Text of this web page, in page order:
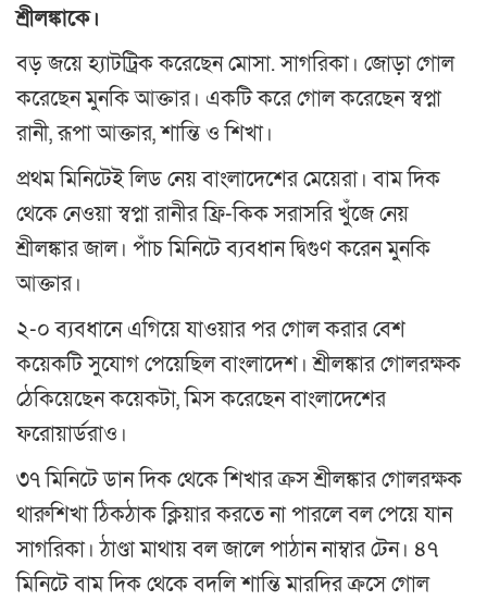
শ্রীলঙ্কাকে।
বড় জয়ে হ্যাটট্রিক করেছেন মোসা. সাগরিকা। জোড়া গোল
করেছেন মুনকি আক্তার। একটি করে গোল করেছেন স্বপ্না
রানী, রূপা আক্তার, শান্তি ও শিখা।
প্রথম মিনিটেই লিড নেয় বাংলাদেশের মেয়েরা। বাম দিক
থেকে নেওয়া স্বপ্না রানীর ফ্রি-কিক সরাসরি খুঁজে নেয়
শ্রীলঙ্কার জাল। পাঁচ মিনিটে ব্যবধান দ্বিগুণ করেন মুনকি
আক্তার।
২-০ ব্যবধানে এগিয়ে যাওয়ার পর গোল করার বেশ
কয়েকটি সুযোগ পেয়েছিল বাংলাদেশ। শ্রীলঙ্কার গোলরক্ষক
ঠেকিয়েছেন কয়েকটা, মিস করেছেন বাংলাদেশের
ফরোয়ার্ডরাও।
৩৭ মিনিটে ডান দিক থেকে শিখার ক্রস শ্রীলঙ্কার গোলরক্ষক
থারুশিখা ঠিকঠাক ক্লিয়ার করতে না পারলে বল পেয়ে যান
সাগরিকা। ঠাণ্ডা মাথায় বল জালে পাঠান নাম্বার টেন। ৪৭
মিনিটে বাম দিক থেকে বদলি শান্তি মারদির ক্রসে গোল